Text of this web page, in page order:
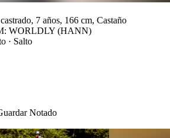
7 años, 166 cm, Castaño
WORLDLY (HANN)
· Salto
Notado